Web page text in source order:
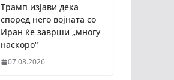
Трамп изјави дека
според него војната со
Иран ќе заврши „многу
наскоро“
07.08.2026